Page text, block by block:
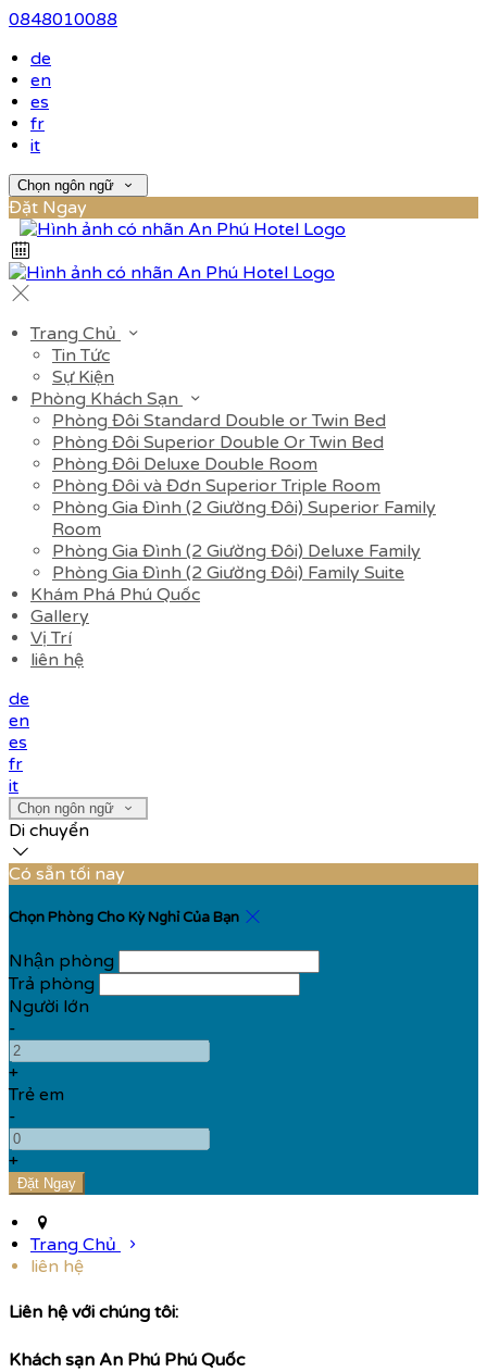
0848010088
de
en
es
fr
it
Chọn ngôn ngữ
Đặt Ngay
Trang Chủ
Tin Tức
Sự Kiện
Phòng Khách Sạn
Phòng Đôi Standard Double or Twin Bed
Phòng Đôi Superior Double Or Twin Bed
Phòng Đôi Deluxe Double Room
Phòng Đôi và Đơn Superior Triple Room
Phòng Gia Đình (2 Giường Đôi) Superior Family
Room
Phòng Gia Đình (2 Giường Đôi) Deluxe Family
Phòng Gia Đình (2 Giường Đôi) Family Suite
Khám Phá Phú Quốc
Gallery
Vị Trí
liên hệ
de
en
es
fr
it
Chọn ngôn ngữ
Di chuyển
Có sẵn tối nay
Chọn Phòng Cho Kỳ Nghỉ Của Bạn
Nhận phòng
Trả phòng
Người lớn
-
+
Trẻ em
-
+
Trang Chủ
liên hệ
Liên hệ với chúng tôi:
Khách sạn An Phú Phú Quốc